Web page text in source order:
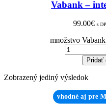
Vabank –
99.00€ s
množstvo
Pridať
Zobrazený jediný výsledok
vhodné aj pre